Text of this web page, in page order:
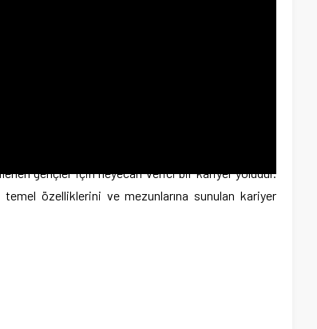
gençler için heyecan verici bir kariyer yoludur.
özelliklerini ve mezunlarına sunulan kariyer